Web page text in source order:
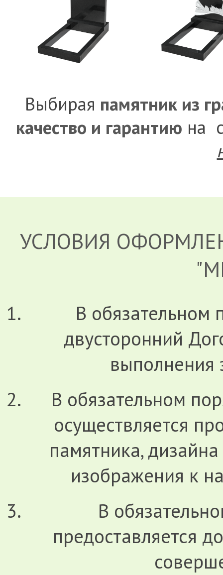
Выбирая памятник из
качество и гарантию на
УСЛОВИЯ
В обязательном
двусторонний
выполнения
В обязательном
осуществляется
памятника,
изображения к
В
предоставляется